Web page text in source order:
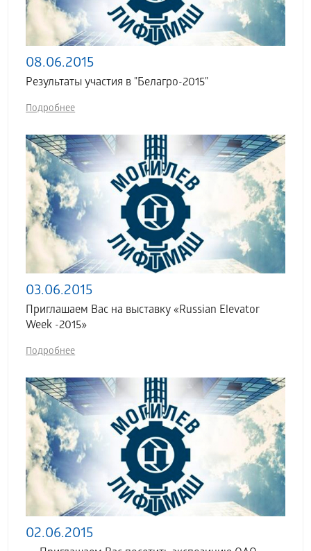
08.06.2015
Результаты участия в "Белагро-2015"
Подробнее
03.06.2015
Приглашаем Вас на выставку «Russian Elevator
Week -2015»
Подробнее
02.06.2015